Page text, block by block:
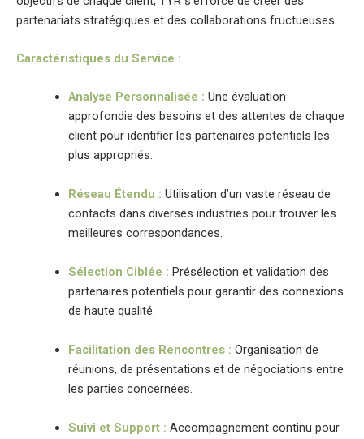
partenariats stratégiques et des collaborations fructueuses.
Caractéristiques du Service :
Analyse Personnalisée : Une évaluation
approfondie des besoins et des attentes de chaque
client pour identifier les partenaires potentiels les
plus appropriés.
Réseau Étendu : Utilisation d’un vaste réseau de
contacts dans diverses industries pour trouver les
meilleures correspondances.
Sélection Ciblée : Présélection et validation des
partenaires potentiels pour garantir des connexions
de haute qualité.
Facilitation des Rencontres : Organisation de
réunions, de présentations et de négociations entre
les parties concernées.
Suivi et Support : Accompagnement continu pour